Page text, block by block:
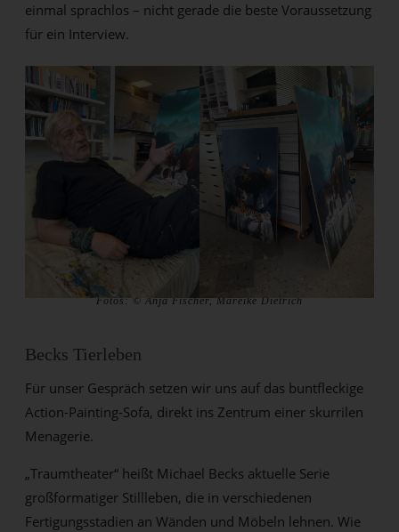
einmal sprachlos – nicht gerade die beste Voraussetzung
für ein Interview.
Fotos: © Anja Fischer, Mareike Dietrich
Becks Tierleben
Für unser Gespräch setzen wir uns auf das buntfleckige
Action-Painting-Sofa, direkt ins Zentrum einer skurrilen
Menagerie.
„Traumtheater“ heißt Michael Becks aktuelle Serie
großformatiger Stillleben, die in verschiedenen
Fertigungsstadien an Wänden und Möbeln lehnen. Wie